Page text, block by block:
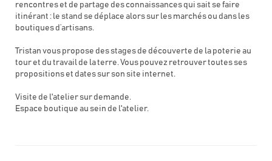
rencontres et de partage des connaissances qui sait se faire
itinérant : le stand se déplace alors sur les marchés ou dans les
boutiques d’artisans.
Tristan vous propose des stages de découverte de la poterie au
tour et du travail de la terre. Vous pouvez retrouver toutes ses
propositions et dates sur son site internet.
Visite de l'atelier sur demande.
Espace boutique au sein de l'atelier.